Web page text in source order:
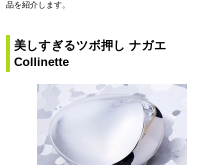
品を紹介します。
美しすぎるツボ押し ナガエ
Collinette